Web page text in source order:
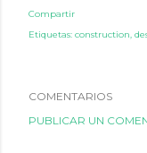
Compartir
Etiquetas: construction
COMENTARIOS
PUBLICAR UN